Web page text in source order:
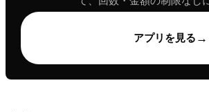
アプリを見る →